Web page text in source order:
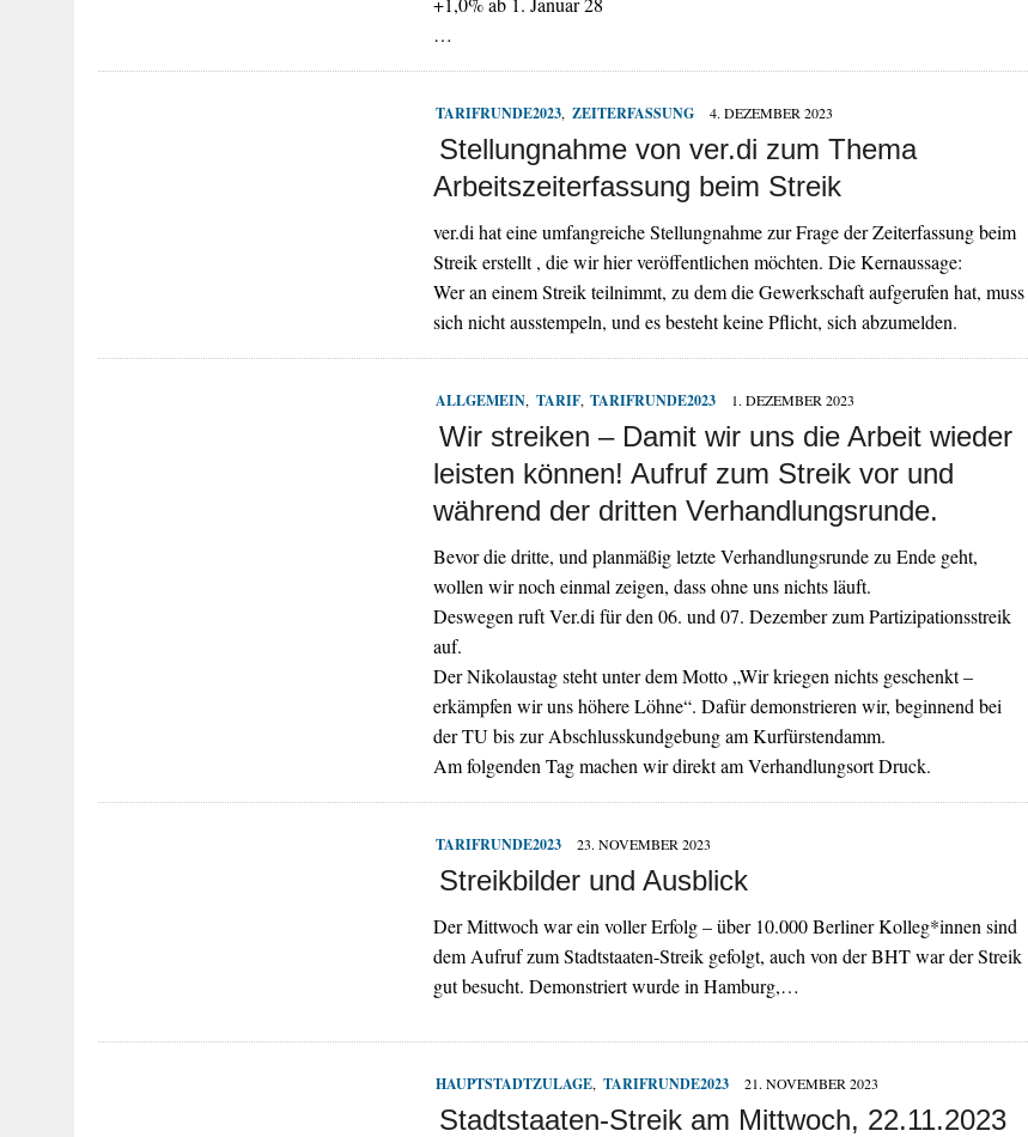
…
TARIFRUNDE2023, ZEITERFASSUNG 4. DEZEMBER 2023
Stellungnahme von ver.di zum Thema
Arbeitszeiterfassung beim Streik
ver.di hat eine umfangreiche Stellungnahme zur Frage der Zeiterfassung beim
Streik erstellt , die wir hier veröffentlichen möchten. Die Kernaussage:
Wer an einem Streik teilnimmt, zu dem die Gewerkschaft aufgerufen hat, muss
sich nicht ausstempeln, und es besteht keine Pflicht, sich abzumelden.
ALLGEMEIN, TARIF, TARIFRUNDE2023 1. DEZEMBER 2023
Wir streiken – Damit wir uns die Arbeit wieder
leisten können! Aufruf zum Streik vor und
während der dritten Verhandlungsrunde.
Bevor die dritte, und planmäßig letzte Verhandlungsrunde zu Ende geht,
wollen wir noch einmal zeigen, dass ohne uns nichts läuft.
Deswegen ruft Ver.di für den 06. und 07. Dezember zum Partizipationsstreik
auf.
Der Nikolaustag steht unter dem Motto „Wir kriegen nichts geschenkt –
erkämpfen wir uns höhere Löhne“. Dafür demonstrieren wir, beginnend bei
der TU bis zur Abschlusskundgebung am Kurfürstendamm.
Am folgenden Tag machen wir direkt am Verhandlungsort Druck.
TARIFRUNDE2023 23. NOVEMBER 2023
Streikbilder und Ausblick
Der Mittwoch war ein voller Erfolg – über 10.000 Berliner Kolleg*innen sind
dem Aufruf zum Stadtstaaten-Streik gefolgt, auch von der BHT war der Streik
gut besucht. Demonstriert wurde in Hamburg,…
HAUPTSTADTZULAGE, TARIFRUNDE2023 21. NOVEMBER 2023
Stadtstaaten-Streik am Mittwoch, 22.11.2023